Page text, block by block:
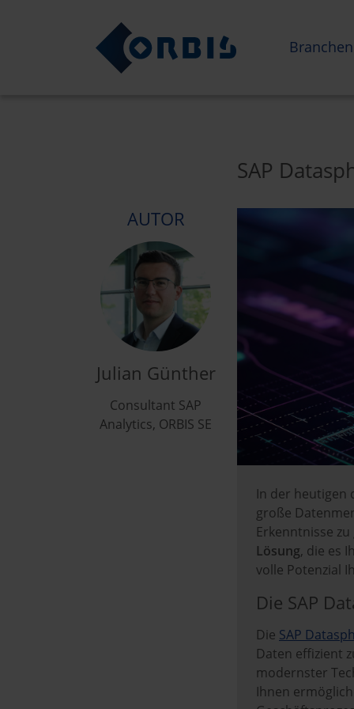
Branchen
SAP
In der heutigen
große
Erkenntnisse
Lösung, die es
volle Potenzial
Die SAP
Die SAP
Daten effizient
modernster
Ihnen
AUTOR
Julian Günther
Consultant SAP
Analytics, ORBIS SE